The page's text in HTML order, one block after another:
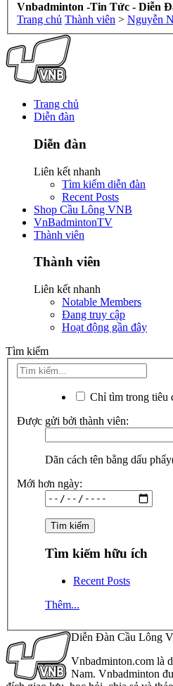
Vnbadminton -Tin Tức - Diễn
Trang chủ Thành viên > Nguyễn
Trang chủ
Diễn đàn
Diễn đàn
Liên kết nhanh
Tìm kiếm diễn đàn
Recent Posts
Shop Cầu Lông VNB
VnBadmintonTV
Thành viên
Thành viên
Liên kết nhanh
Notable Members
Đang truy cập
Hoạt động gần đây
Tìm kiếm
Chỉ tìm trong tiêu
Được gửi bởi thành viên:
Dãn cách tên bằng dấu
Mới hơn ngày:
Tìm kiếm hữu ích
Recent Posts
Thêm...
Diễn Đàn Cầu Lông
Vnbadminton.com là
Nam. Vnbadminton